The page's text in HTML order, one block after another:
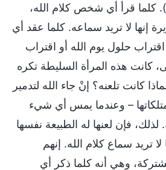
كلما قرأ أي شخص كلام الله،
إنها لا تريد سماعه. كلما عقد أي
حلول يوم الله أو اقتراب
كانت هذه المرأة السليطة تكره
كانت تلعنه؟ إنْ جاء الله لتدمير
– وعندما يمس أي شيء
لذلك، فإن لعنها له الطبيعة نفسها
تريد سماع كلام الله. إنهم
وهي أنه كلما ذكر أي